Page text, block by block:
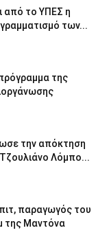
από το ΥΠΕΣ η
των...
της
την απόκτηση
Τζουλιάνο Λόμπο...
παραγωγός του
της Μαντόνα